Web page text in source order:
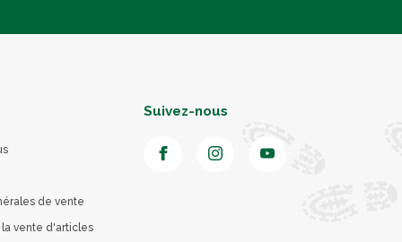
de vente
la vente d'articles
Suivez-nous